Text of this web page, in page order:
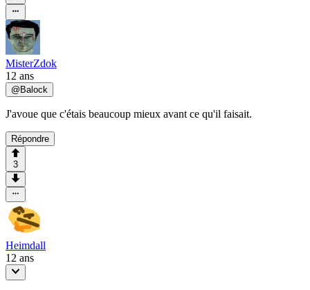
MisterZdok
12 ans
@Balock
J'avoue que c'étais beaucoup mieux avant ce qu'il faisait.
Répondre
3
Heimdall
12 ans